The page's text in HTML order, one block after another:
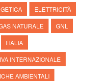
ELETTRICITÀ
NATURALE
GNL
ITALIA
INTERNAZIONALE
AMBIENTALI